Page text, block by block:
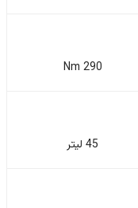
290 Nm
45 لیتر